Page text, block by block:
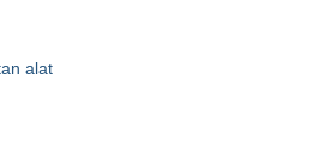
alat